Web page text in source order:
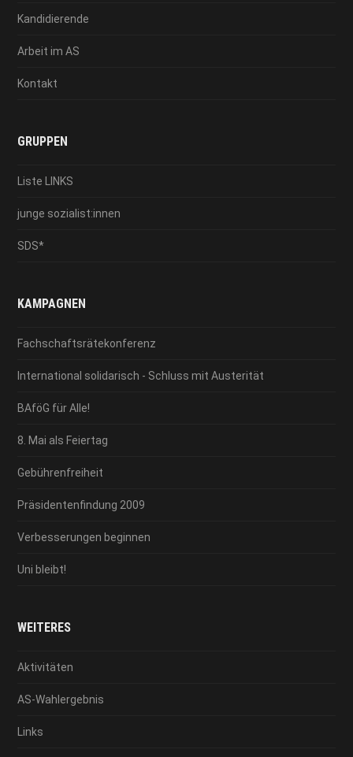
Kandidierende
Arbeit im AS
Kontakt
GRUPPEN
Liste LINKS
junge sozialist:innen
SDS*
KAMPAGNEN
Fachschaftsrätekonferenz
International solidarisch - Schluss mit Austerität
BAföG für Alle!
8. Mai als Feiertag
Gebührenfreiheit
Präsidentenfindung 2009
Verbesserungen beginnen
Uni bleibt!
WEITERES
Aktivitäten
AS-Wahlergebnis
Links